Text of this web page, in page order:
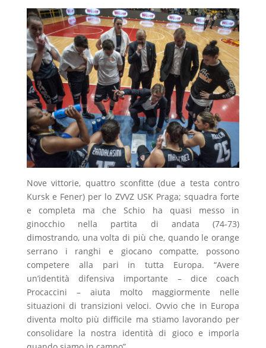
Nove vittorie, quattro sconfitte (due a testa contro
Kursk e Fener) per lo ZVVZ USK Praga; squadra forte
e completa ma che Schio ha quasi messo in
ginocchio nella partita di andata (74-73)
dimostrando, una volta di più che, quando le orange
serrano i ranghi e giocano compatte, possono
competere alla pari in tutta Europa. “Avere
un’identità difensiva importante – dice coach
Procaccini – aiuta molto maggiormente nelle
situazioni di transizioni veloci. Ovvio che in Europa
diventa molto più difficile ma stiamo lavorando per
consolidare la nostra identità di gioco e imporla